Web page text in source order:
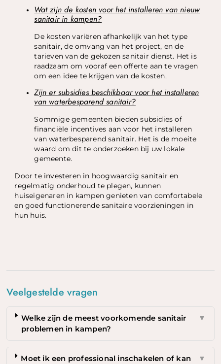
Wat zijn de kosten voor het installeren van nieuw
sanitair in kampen?
De kosten variëren afhankelijk van het type
sanitair, de omvang van het project, en de
tarieven van de gekozen sanitair dienst. Het is
raadzaam om vooraf een offerte aan te vragen
om een idee te krijgen van de kosten.
Zijn er subsidies beschikbaar voor het installeren
van waterbesparend sanitair?
Sommige gemeenten bieden subsidies of
financiële incentives aan voor het installeren
van waterbesparend sanitair. Het is de moeite
waard om dit te onderzoeken bij uw lokale
gemeente.
Door te investeren in hoogwaardig sanitair en
regelmatig onderhoud te plegen, kunnen
huiseigenaren in kampen genieten van comfortabele
en goed functionerende sanitaire voorzieningen in
hun huis.
Veelgestelde vragen
Welke zijn de meest voorkomende sanitair
problemen in kampen?
▼
Moet ik een professional inschakelen of kan
▼